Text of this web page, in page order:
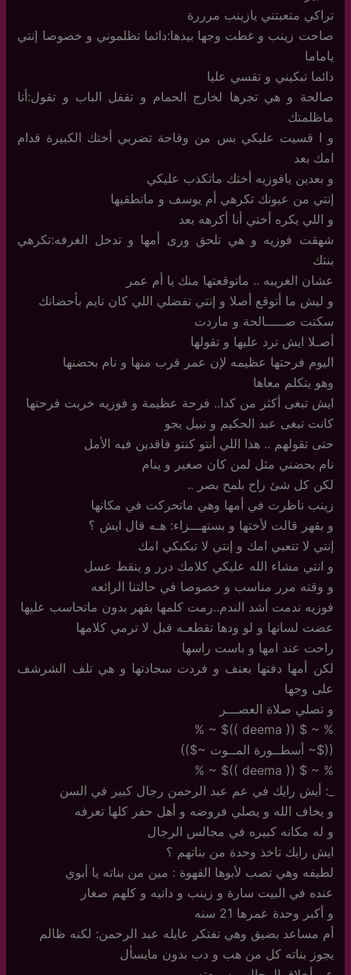
تراكي متعبتني يازينب مرررة
صاحت زينب و غطت وجها بيدها:دائما تظلموني و خصوصا إنتي
ياماما
دائما تبكيني و تقسي عليا
صالحة و هي تجرها لخارج الحمام و تقفل الباب و تقول:أنا
ماظلمتك
و ا قسيت عليكي بس من وقاحة تضربي أختك الكبيرة قدام
امك بعد
و بعدين يافوزيه أختك ماتكذب عليكي
إنتي من عيونك تكرهي أم يوسف و ماتطقيها
و اللي يكره أختي أنا أكرهه بعد
شهقت فوزيه و هي تلحق ورى أمها و تدخل الغرفه:تكرهي
بنتك
عشان الغريبه .. ماتوقعتها منك يا أم عمر
و ليش ما أتوقع أصلا و إنتي تفضلي اللي كان نايم بأحضانك
سكتت صـــــالحة و ماردت
أصـلا ايش ترد عليها و تقولها
اليوم فرحتها عظيمه لإن عمر قرب منها و نام بحضنها
وهو يتكلم معاها
ايش تبغى أكثر من كدا.. فرحة عظيمة و فوزيه خربت فرحتها
كانت تبغى عبد الحكيم و نبيل يجو
حتى تقولهم .. هذا اللي أنتو كنتو فاقدين فيه الأمل
نام بحضني مثل لمن كان صغير و ينام
لكن كل شئ راح بلمح بصر ..
زينب ناظرت في أمها وهي ماتحركت في مكانها
و بقهر قالت لأختها و بستهـــزاء: هـه قال ايش ؟
إنتي لا تتعبي امك و إنتي لا تبكبكي امك
و انتي مشاء الله عليكي كلامك درر و ينقط عسل
و وقته مرر مناسب و خصوصا في حالتنا الرائعه
فوزيه ندمت أشد الندم..رمت كلمها بقهر بدون ماتحاسب عليها
عضت لسانها و لو ودها تقطعـه قبل لا ترمي كلامها
راحت عند امها و باست راسها
لكن أمها دفتها بعنف و فردت سجادتها و هي تلف الشرشف
على وجها
و تصلي صلاة العصـــر
% ~ $ (( deema ))$ ~ %
(($~ أسطــورة المــوت ~$))
% ~ $ (( deema ))$ ~ %
_: أيش رايك في عم عبد الرحمن رجال كبير في السن
و يخاف الله و يصلي فروضه و أهل حفر كلها تعرفه
و له مكانه كبيره في مجالس الرجال
ايش رايك تاخذ وحدة من بناتهم ؟
لطيفه وهي تصب لأبوها القهوة : مين من بناته يا أبوي
عنده في البيت سارة و زينب و دانيه و كلهم صغار
و أكبر وحدة عمرها 21 سنه
أم مساعد بضيق وهي تفتكر عايله عبد الرحمن: لكنه ظالم
يجوز بناته كل من هب و دب بدون مايسأل